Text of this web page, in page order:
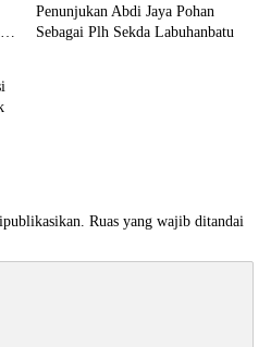
Penunjukan Abdi Jaya Pohan
Sebagai Plh Sekda Labuhanbatu
Ruas yang wajib ditandai